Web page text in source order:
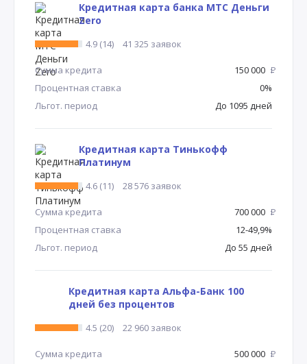
Кредитная карта банка МТС Деньги
Zero
4.9 (14) 41 325 заявок
Сумма кредита 150 000 Р
Процентная ставка
0%
Льгот. период
До 1095 дней
Кредитная карта Тинькофф
Платинум
4.6 (11) 28 576 заявок
Сумма кредита 700 000 Р
Процентная ставка
12-49,9%
Льгот. период
До 55 дней
Кредитная карта Альфа-Банк 100
дней без процентов
4.5 (20) 22 960 заявок
Сумма кредита 500 000 Р